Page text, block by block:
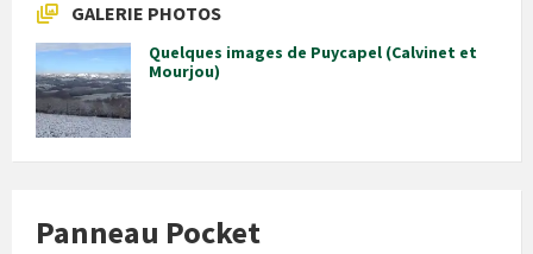
GALERIE PHOTOS
Quelques images de Puycapel (Calvinet et
Mourjou)
Panneau Pocket